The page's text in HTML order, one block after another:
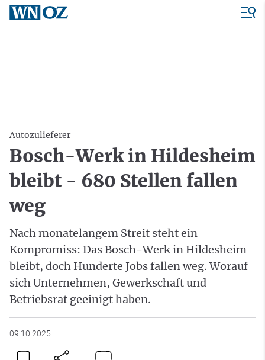
Autozulieferer
Bosch-Werk in Hildesheim
bleibt - 680 Stellen fallen
weg
Nach monatelangem Streit steht ein
Kompromiss: Das Bosch-Werk in Hildesheim
bleibt, doch Hunderte Jobs fallen weg. Worauf
sich Unternehmen, Gewerkschaft und
Betriebsrat geeinigt haben.
09.10.2025